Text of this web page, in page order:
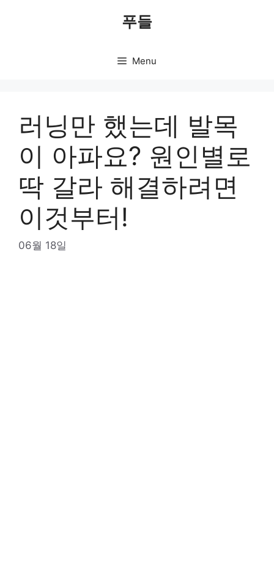
푸들
Menu
러닝만 했는데 발목
이 아파요? 원인별로
딱 갈라 해결하려면
이것부터!
06월 18일